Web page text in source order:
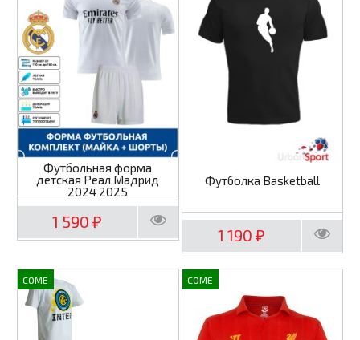
Футбольная форма
детская Реал Мадрид
2024 2025
1 590 ₽
Футболка Basketball
1 190 ₽
COME COME